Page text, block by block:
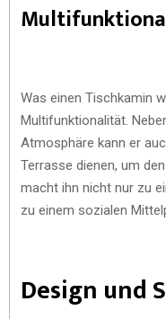
Was einen Tischkamin
Multifunktionalität.
Atmosphäre kann er
Terrasse dienen, um
macht ihn nicht nur zu
zu einem sozialen
Design und